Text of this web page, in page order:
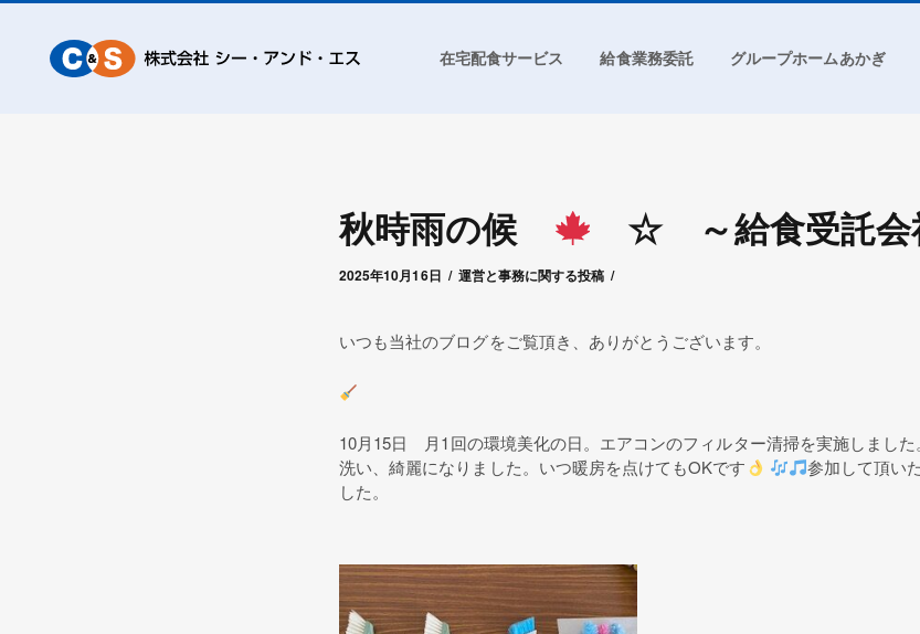
在宅配食サービス 給食業務委託 グループホームあかぎ
秋時雨の候 ☆ ～給食受託会
2025年10月16日
2025年10月16日 運営と事務に関する投稿
byシー・アンド・エス赤城
いつも当社のブログをご覧頂き、ありがとうございます。
10月15日 月1回の環境美化の日。エアコンのフィルター清掃を実施しまし
洗い、綺麗になりました。いつ暖房を点けてもOKです
参加して頂い
した。